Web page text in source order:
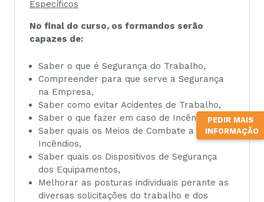
PEDIR MAIS
INFORMAÇÃO
Específicos
No final do curso, os formandos serão
capazes de:
Saber o que é Segurança do Trabalho,
Compreender para que serve a Segurança
na Empresa,
Saber como evitar Acidentes de Trabalho,
Saber o que fazer em caso de Incêndio,
Saber quais os Meios de Combate a
Incêndios,
Saber quais os Dispositivos de Segurança
dos Equipamentos,
Melhorar as posturas individuais perante as
diversas solicitações do trabalho e dos